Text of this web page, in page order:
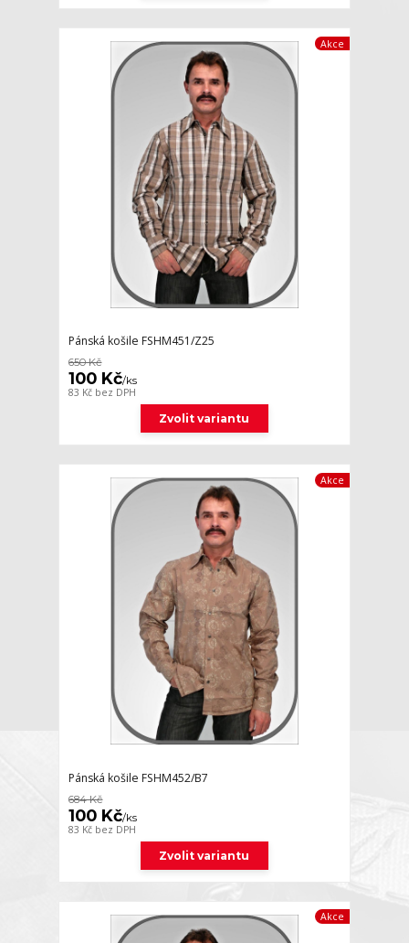
Akce
Pánská košile FSHM451/Z25
650 Kč
100 Kč/ks
83 Kč bez DPH
Zvolit variantu
Akce
Pánská košile FSHM452/B7
684 Kč
100 Kč/ks
83 Kč bez DPH
Zvolit variantu
Akce